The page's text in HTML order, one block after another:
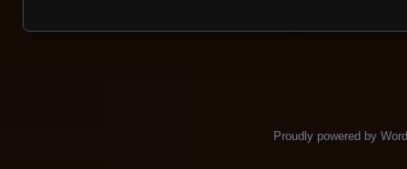
Proudly powered by